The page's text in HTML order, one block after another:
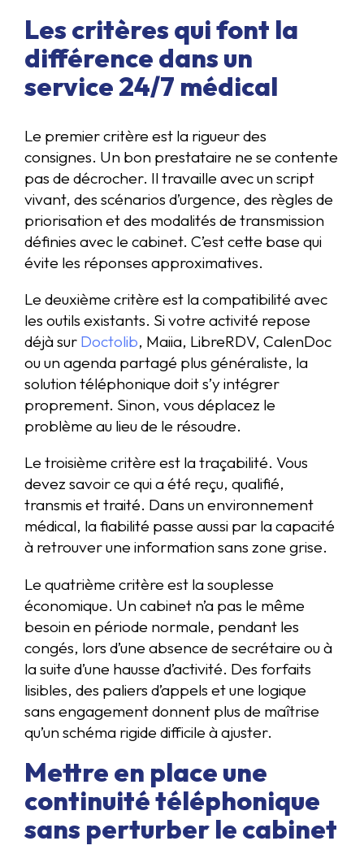
Les critères qui font la
différence dans un
service 24/7 médical
Le premier critère est la rigueur des
consignes. Un bon prestataire ne se contente
pas de décrocher. Il travaille avec un script
vivant, des scénarios d’urgence, des règles de
priorisation et des modalités de transmission
définies avec le cabinet. C’est cette base qui
évite les réponses approximatives.
Le deuxième critère est la compatibilité avec
les outils existants. Si votre activité repose
déjà sur Doctolib, Maiia, LibreRDV, CalenDoc
ou un agenda partagé plus généraliste, la
solution téléphonique doit s’y intégrer
proprement. Sinon, vous déplacez le
problème au lieu de le résoudre.
Le troisième critère est la traçabilité. Vous
devez savoir ce qui a été reçu, qualifié,
transmis et traité. Dans un environnement
médical, la fiabilité passe aussi par la capacité
à retrouver une information sans zone grise.
Le quatrième critère est la souplesse
économique. Un cabinet n’a pas le même
besoin en période normale, pendant les
congés, lors d’une absence de secrétaire ou à
la suite d’une hausse d’activité. Des forfaits
lisibles, des paliers d’appels et une logique
sans engagement donnent plus de maîtrise
qu’un schéma rigide difficile à ajuster.
Mettre en place une
continuité téléphonique
sans perturber le cabinet